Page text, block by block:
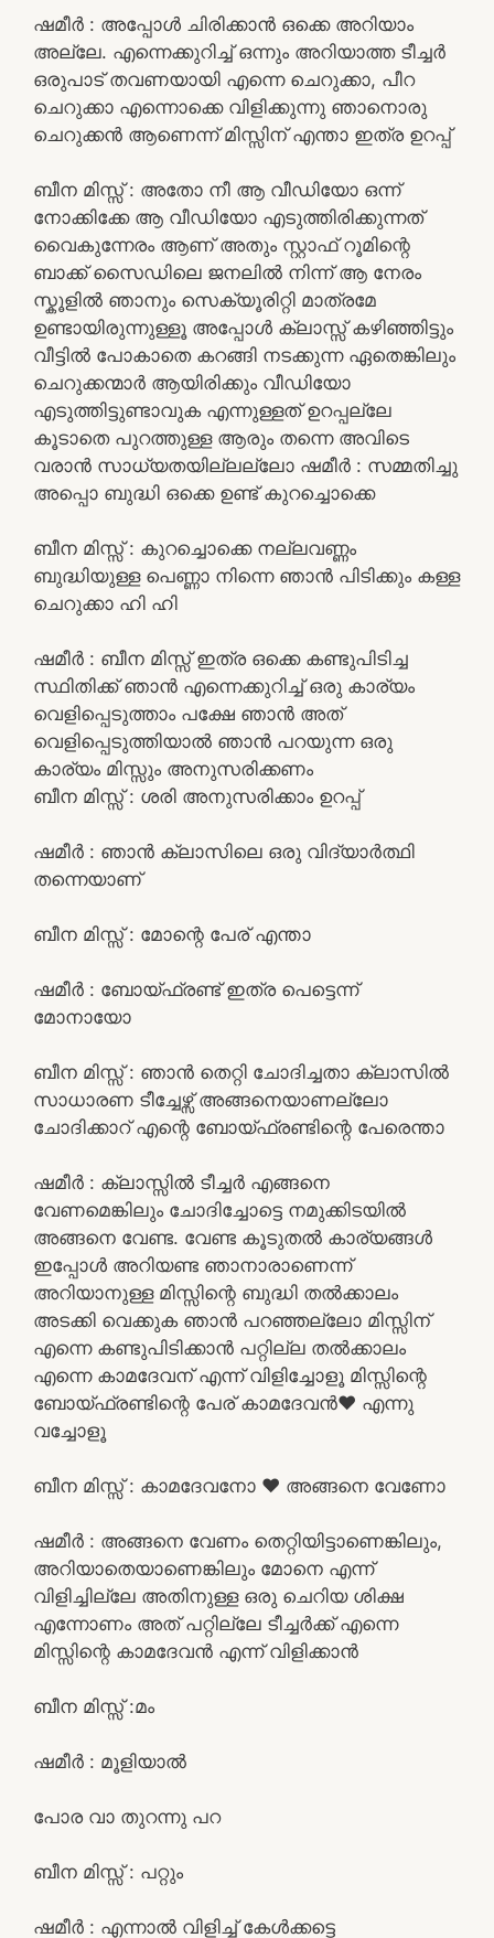
ഷമീർ : അപ്പോൾ ചിരിക്കാൻ ഒക്കെ അറിയാം
അല്ലേ. എന്നെക്കുറിച്ച് ഒന്നും അറിയാത്ത ടീച്ചർ
ഒരുപാട് തവണയായി എന്നെ ചെറുക്കാ, പീറ
ചെറുക്കാ എന്നൊക്കെ വിളിക്കുന്നു ഞാനൊരു
ചെറുക്കൻ ആണെന്ന് മിസ്സിന് എന്താ ഇത്ര ഉറപ്പ്
ബീന മിസ്സ്‌ : അതോ നീ ആ വീഡിയോ ഒന്ന്
നോക്കിക്കേ ആ വീഡിയോ എടുത്തിരിക്കുന്നത്
വൈകുന്നേരം ആണ് അതും സ്റ്റാഫ് റൂമിന്റെ
ബാക്ക് സൈഡിലെ ജനലിൽ നിന്ന് ആ നേരം
സ്കൂളിൽ ഞാനും സെക്യൂരിറ്റി മാത്രമേ
ഉണ്ടായിരുന്നുള്ളൂ അപ്പോൾ ക്ലാസ്സ് കഴിഞ്ഞിട്ടും
വീട്ടിൽ പോകാതെ കറങ്ങി നടക്കുന്ന ഏതെങ്കിലും
ചെറുക്കന്മാർ ആയിരിക്കും വീഡിയോ
എടുത്തിട്ടുണ്ടാവുക എന്നുള്ളത് ഉറപ്പല്ലേ
കൂടാതെ പുറത്തുള്ള ആരും തന്നെ അവിടെ
വരാൻ സാധ്യതയില്ലല്ലോ ഷമീർ : സമ്മതിച്ചു
അപ്പൊ ബുദ്ധി ഒക്കെ ഉണ്ട് കുറച്ചൊക്കെ
ബീന മിസ്സ്‌ : കുറച്ചൊക്കെ നല്ലവണ്ണം
ബുദ്ധിയുള്ള പെണ്ണാ നിന്നെ ഞാൻ പിടിക്കും കള്ള
ചെറുക്കാ ഹി ഹി
ഷമീർ : ബീന മിസ്സ് ഇത്ര ഒക്കെ കണ്ടുപിടിച്ച
സ്ഥിതിക്ക് ഞാൻ എന്നെക്കുറിച്ച് ഒരു കാര്യം
വെളിപ്പെടുത്താം പക്ഷേ ഞാൻ അത്
വെളിപ്പെടുത്തിയാൽ ഞാൻ പറയുന്ന ഒരു
കാര്യം മിസ്സും അനുസരിക്കണം
ബീന മിസ്സ്‌ : ശരി അനുസരിക്കാം ഉറപ്പ്
ഷമീർ : ഞാൻ ക്ലാസിലെ ഒരു വിദ്യാർത്ഥി
തന്നെയാണ്
ബീന മിസ്സ്‌ : മോന്റെ പേര് എന്താ
ഷമീർ : ബോയ്ഫ്രണ്ട് ഇത്ര പെട്ടെന്ന്
മോനായോ
ബീന മിസ്സ്‌ : ഞാൻ തെറ്റി ചോദിച്ചതാ ക്ലാസിൽ
സാധാരണ ടീച്ചേഴ്സ് അങ്ങനെയാണല്ലോ
ചോദിക്കാറ് എന്റെ ബോയ്ഫ്രണ്ടിന്റെ പേരെന്താ
ഷമീർ : ക്ലാസ്സിൽ ടീച്ചർ എങ്ങനെ
വേണമെങ്കിലും ചോദിച്ചോട്ടെ നമുക്കിടയിൽ
അങ്ങനെ വേണ്ട. വേണ്ട കൂടുതൽ കാര്യങ്ങൾ
ഇപ്പോൾ അറിയണ്ട ഞാനാരാണെന്ന്
അറിയാനുള്ള മിസ്സിന്റെ ബുദ്ധി തൽക്കാലം
അടക്കി വെക്കുക ഞാൻ പറഞ്ഞല്ലോ മിസ്സിന്
എന്നെ കണ്ടുപിടിക്കാൻ പറ്റില്ല തൽക്കാലം
എന്നെ കാമദേവന് എന്ന് വിളിച്ചോളൂ മിസ്സിന്റെ
ബോയ്ഫ്രണ്ടിന്റെ പേര് കാമദേവൻ❤️ എന്നു
വച്ചോളൂ
ബീന മിസ്സ്‌ : കാമദേവനോ ❤️ അങ്ങനെ വേണോ
ഷമീർ : അങ്ങനെ വേണം തെറ്റിയിട്ടാണെങ്കിലും,
അറിയാതെയാണെങ്കിലും മോനെ എന്ന്
വിളിച്ചില്ലേ അതിനുള്ള ഒരു ചെറിയ ശിക്ഷ
എന്നോണം അത് പറ്റില്ലേ ടീച്ചർക്ക് എന്നെ
മിസ്സിന്റെ കാമദേവൻ എന്ന് വിളിക്കാൻ
ബീന മിസ്സ്‌ :മം
ഷമീർ : മൂളിയാൽ
പോര വാ തുറന്നു പറ
ബീന മിസ്സ്‌ : പറ്റും
ഷമീർ : എന്നാൽ വിളിച്ച് കേൾക്കട്ടെ